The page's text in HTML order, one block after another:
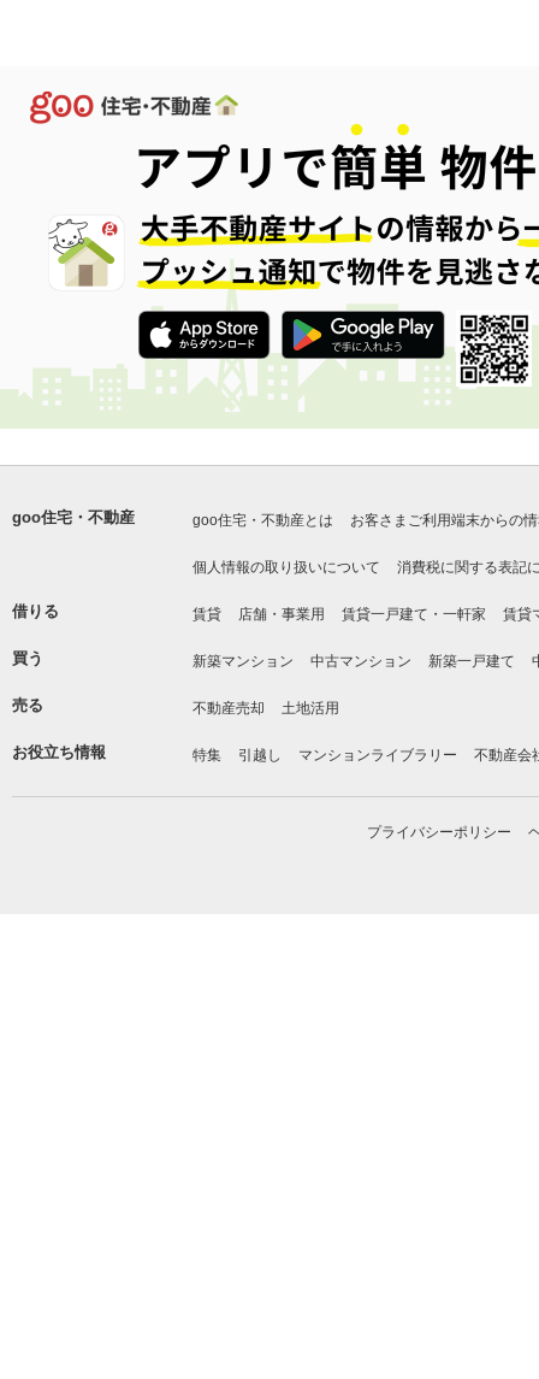
goo住宅・不動産 goo住宅・不動産とは お客さまご利用端末からの
個人情報の取り扱いについて 消費税に関する表記
借りる 賃貸 店舗・事業用 賃貸一戸建て・一軒家 賃貸
買う 新築マンション 中古マンション 新築一戸建て
売る 不動産売却 土地活用
お役立ち情報 特集 引越し マンションライブラリー 不動産会
プライバシーポリシー